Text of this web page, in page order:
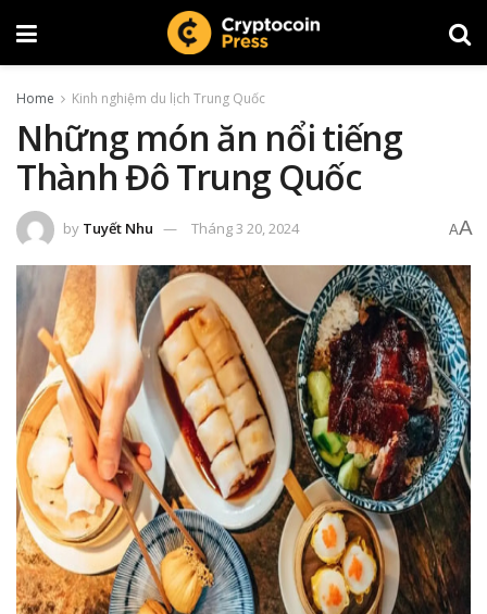
Home Kinh nghiệm du lịch Trung Quốc
Những món ăn nổi tiếng
Thành Đô Trung Quốc
by Tuyết Nhu Tháng 3 20, 2024 AA